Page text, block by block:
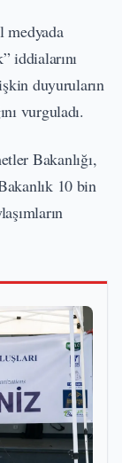
medyada
iddialarını
duyuruların
vurguladı.
Bakanlığı,
10 bin